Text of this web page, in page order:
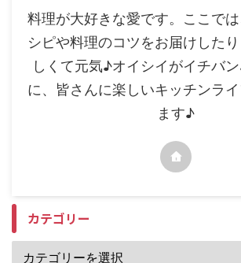
料理が大好きな愛です。ここで
シピや料理のコツをお届けした
しくて元気♪オイシイがイチバ
に、皆さんに楽しいキッチンラ
ます♪
カテゴリー